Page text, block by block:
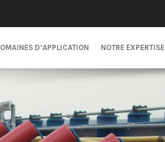
D’APPLICATION NOTRE EXPERTISE